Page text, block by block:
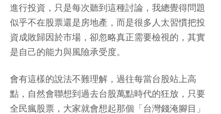
進行投資，只是每次聽到這種討論，我總覺得問題
似乎不在股票還是房地產，而是很多人太習慣把投
資成敗歸因於市場，卻忽略真正需要檢視的，其實
是自己的能力與風險承受度。
會有這樣的說法不難理解，過往每當台股站上高
點，自然會聯想到過去台股萬點時代的狂放，只要
全民瘋股票，大家就會想起那個「台灣錢淹腳目」